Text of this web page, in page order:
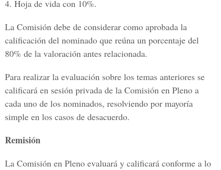
4. Hoja de vida con 10%.
La Comisión debe de considerar como aprobada la
calificación del nominado que reúna un porcentaje del
80% de la valoración antes relacionada.
Para realizar la evaluación sobre los temas anteriores se
calificará en sesión privada de la Comisión en Pleno a
cada uno de los nominados, resolviendo por mayoría
simple en los casos de desacuerdo.
Remisión
La Comisión en Pleno evaluará y calificará conforme a lo